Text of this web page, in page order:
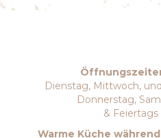
Dienstag, Mittwoch,
Donnerstag,
& Feiertags
Warme Küche